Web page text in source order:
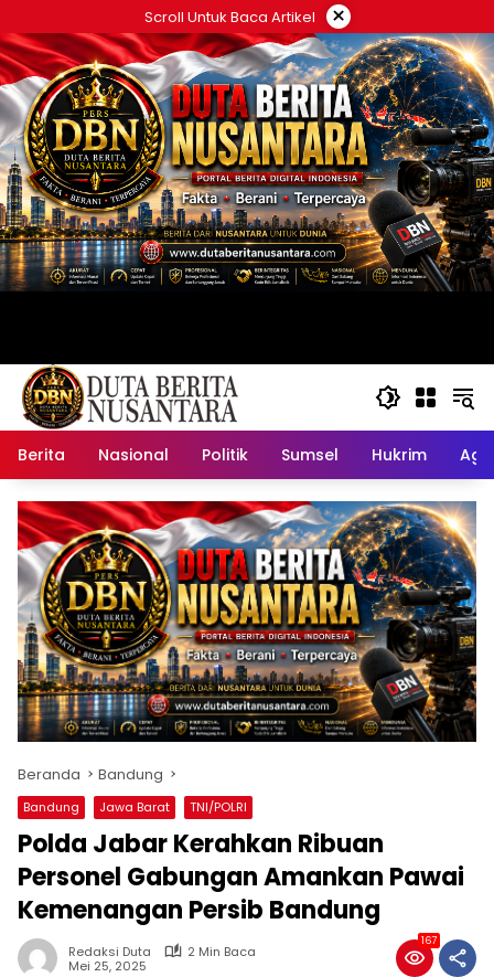
ke
konten
Scroll Untuk Baca Artikel ×
Berita Nasional Politik Sumsel Hukrim
Beranda Bandung
Bandung Jawa Barat TNI/POLRI
Polda Jabar Kerahkan Ribuan
Personel Gabungan Amankan Pawai
Kemenangan Persib Bandung
Redaksi Duta
2 Min Baca
Mei 25, 2025
167